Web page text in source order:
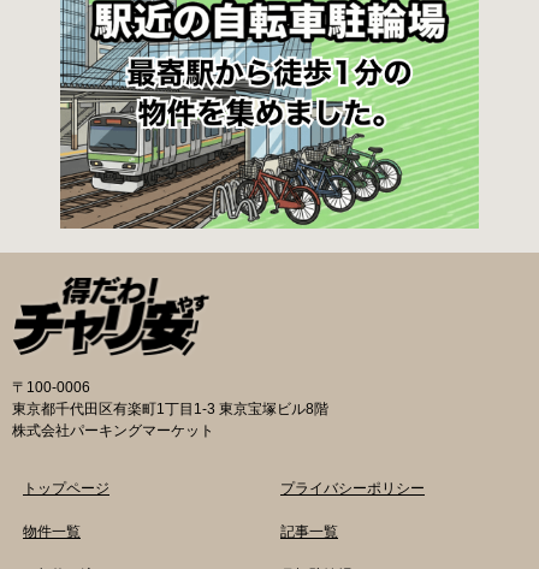
体：地階・1階・2階 一般：2,090円／月 学生：
1,670円／月 減免：1,040円／月 立体：上記以
外 一般：1,570円／月 学生：1,250円／月 減
免：780円／月 平面：屋根あり 一般：1,880円
／月 学生：1,470円／月 減免：940円／月 平
面：屋根なし 一般：1,570円／月 学生：1,250
円／月 減免：780円／月 一時利用料金 1日110
円で利用することができます。 堺市HPはこちら
吹田市の自転車駐輪場 利用方法 利用登録申請書
の提出
〒100-0006
東京都千代田区有楽町1丁目1-3 東京宝塚ビル8階
株式会社パーキングマーケット
トップページ
物件一覧
プライバシーポリシー
記事一覧